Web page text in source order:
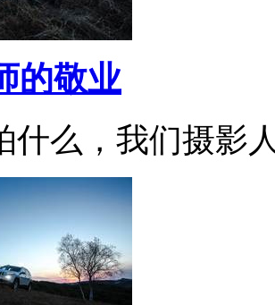
的敬业
什么，我们摄影